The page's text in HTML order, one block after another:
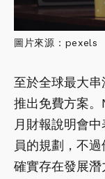
圖片來源：pexels
至於全球最大
推出免費方案
月財報說明會
員的規劃，不
確實存在發展